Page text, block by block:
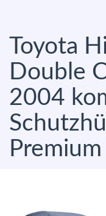
Toyota
Double
2004
Premium